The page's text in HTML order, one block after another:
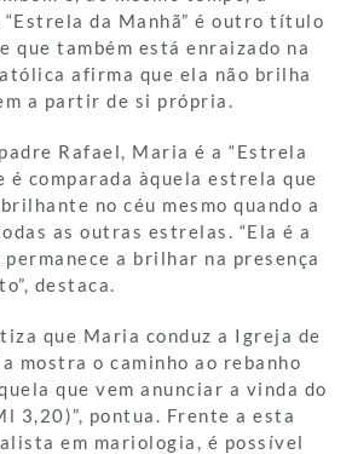
“Estrela da Manhã” é outro título
que também está enraizado na
afirma que ela não brilha
a partir de si própria.
Rafael, Maria é a “Estrela
é comparada àquela estrela que
no céu mesmo quando a
as outras estrelas. “Ela é a
a brilhar na presença
destaca.
que Maria conduz a Igreja de
mostra o caminho ao rebanho
que vem anunciar a vinda do
3,20)”, pontua. Frente a esta
em mariologia, é possível